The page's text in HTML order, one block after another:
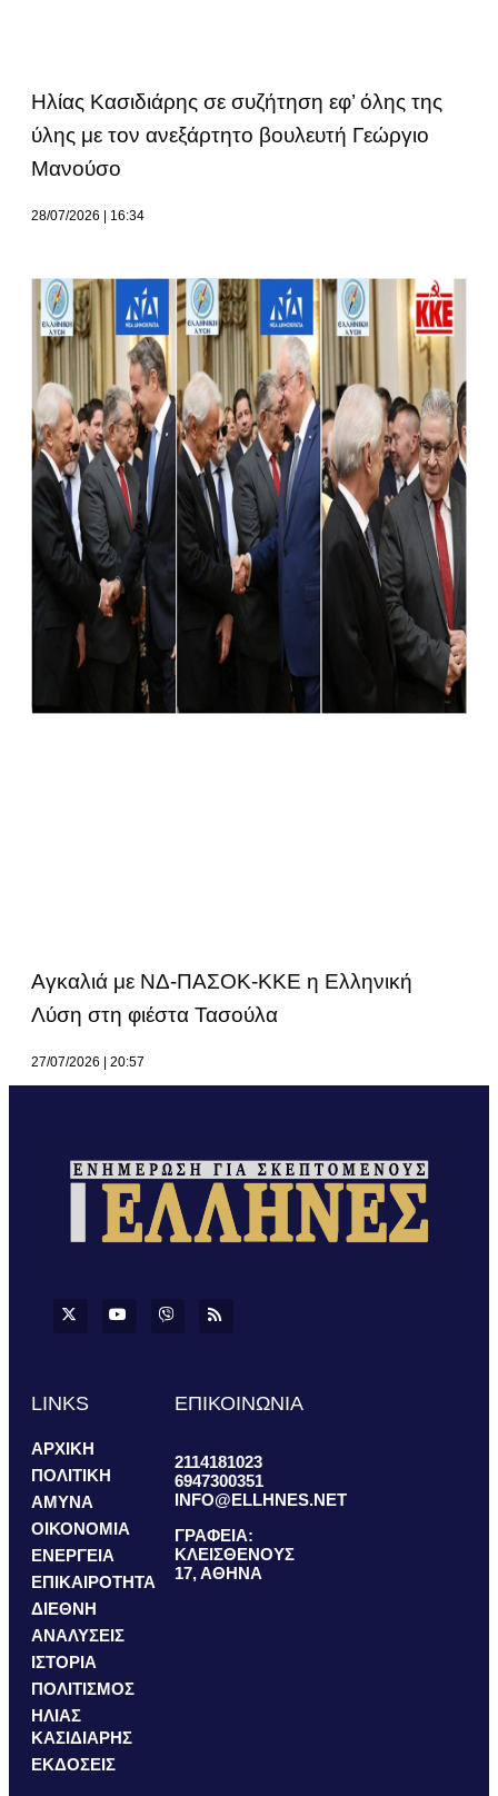
Ηλίας Κασιδιάρης σε συζήτηση εφ’ όλης της
ύλης με τον ανεξάρτητο βουλευτή Γεώργιο
Μανούσο
28/07/2026 16:34
Αγκαλιά με ΝΔ-ΠΑΣΟΚ-ΚΚΕ η Ελληνική
Λύση στη φιέστα Τασούλα
27/07/2026 20:57
LINKS
ΑΡΧΙΚΗ
ΠΟΛΙΤΙΚΗ
ΑΜΥΝΑ
ΟΙΚΟΝΟΜΙΑ
ΕΝΕΡΓΕΙΑ
ΕΠΙΚΑΙΡΟΤΗΤΑ
ΔΙΕΘΝΗ
ΑΝΑΛΥΣΕΙΣ
ΙΣΤΟΡΙΑ
ΠΟΛΙΤΙΣΜΟΣ
ΗΛΙΑΣ
ΚΑΣΙΔΙΑΡΗΣ
ΕΚΔΟΣΕΙΣ
ΕΠΙΚΟΙΝΩΝΙΑ
2114181023
6947300351
INFO@ELLHNES.NET
ΓΡΑΦΕΙΑ:
ΚΛΕΙΣΘΕΝΟΥΣ
17, ΑΘΗΝΑ